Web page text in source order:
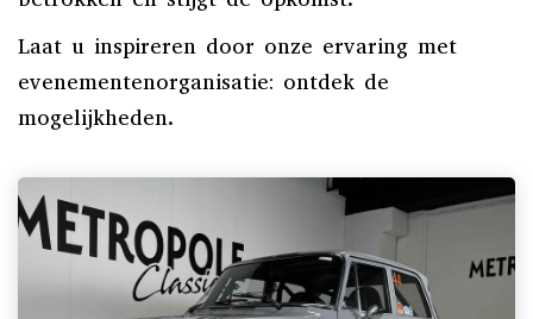
Laat u inspireren door onze ervaring met
evenementenorganisatie: ontdek de
mogelijkheden.